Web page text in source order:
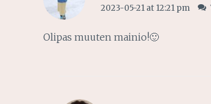
2023-05-21 at 12:21 pm
Olipas muuten mainio!🙂